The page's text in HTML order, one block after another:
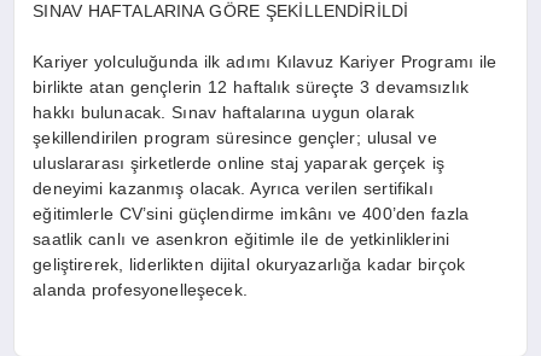
SINAV HAFTALARINA GÖRE ŞEKİLLENDİRİLDİ
Kariyer yolculuğunda ilk adımı Kılavuz Kariyer Programı ile
birlikte atan gençlerin 12 haftalık süreçte 3 devamsızlık
hakkı bulunacak. Sınav haftalarına uygun olarak
şekillendirilen program süresince gençler; ulusal ve
uluslararası şirketlerde online staj yaparak gerçek iş
deneyimi kazanmış olacak. Ayrıca verilen sertifikalı
eğitimlerle CV’sini güçlendirme imkânı ve 400’den fazla
saatlik canlı ve asenkron eğitimle ile de yetkinliklerini
geliştirerek, liderlikten dijital okuryazarlığa kadar birçok
alanda profesyonelleşecek.